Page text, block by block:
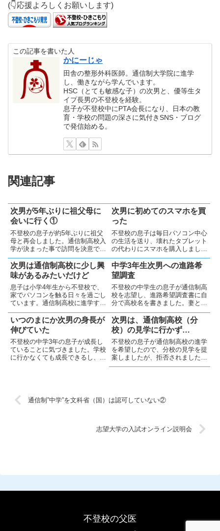
(👇応援よろしくお願いします)
この記事を書いた人
かにーじゃ
田舎の整形外科医師。通信制大学院に進学
し、働きながら学んでいます。
HSC（とても敏感な子）の次男と、優等生タ
イプ長男の不登校を経験。
息子が不登校中にPTA会長になり、日本の教
育・学校の問題の深さに気付きSNS・ブログ
で発信始める。
関連記事
次男が5年ぶりに祖父母に
会いに行く①
不登校の息子が約5年ぶりに祖父
母と再会しました。通信制高校入
学が決まった事で訪問を決意でき
ました。食事を避けたり滞在時間
も事前に決定するなどだいぶ気を
遣いましたが、祖父母は成長に驚
き、再会をとても喜んでくれまし
た。
次男に初めてのスマホを買
った
不登校の息子は毎日パソコン中心
の生活を送り、壊れたタブレット
の代わりにスマホを購入しまし
た。通信制高校進学も考えてスマ
ホを買いましたが、父親の私は進
学への不安もあります
次男は通信制高校に少し興
味があるみたいだけど
息子は小学4年生から不登校で、
家でパソコンを触る日々を過ごし
ています。通信制高校に進学する
か微妙な状況ですが、本人の意思
を尊重し好きなことをして、良い
人生を送ってほしいと願っていま
す。
中学3年生次男への進路希
望調査
不登校の中学生の息子が通信制高
校を志望し、進路希望調査書に自
分で高校名を書きました。妻と私
も驚きましたし、入学後の勉強に
も不安を感じています。でも、前
向きな気持ちを大切にしながらサ
ポートしていきたいと思います。
いつのまにか次男の身長が
伸びていた
不登校の中学3年の息子が成長し
ていることに気づきました。学校
に行かなくても成長できるし、小
次男は、通信制高校（分
校）の見学に行かず…
不登校の息子が通信制高校の進学
を希望したので、分校の見学を提
案しましたが、拒否されました
😢。妻と私で見学し、週3日の通
す。
通信制”中学”を文科省（国）は認可していない②
志望大学の入試オンライン説明会
不登校の父医